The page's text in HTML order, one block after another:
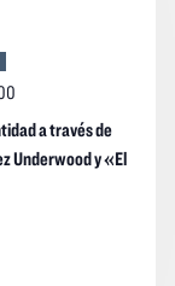
a través de
Underwood y «El